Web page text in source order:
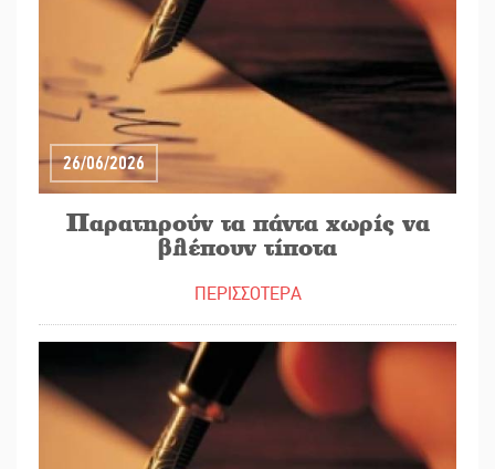
26/06/2026
Παρατηρούν τα πάντα χωρίς να
βλέπουν τίποτα
ΠΕΡΙΣΣΟΤΕΡΑ